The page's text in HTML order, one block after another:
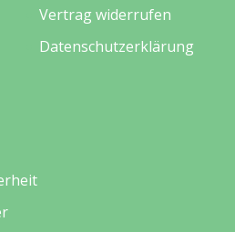
Vertrag widerrufen
Datenschutzerklärung